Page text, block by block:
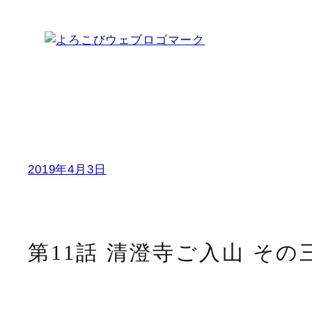
2019年4月3日
第11話 清澄寺ご入山 その